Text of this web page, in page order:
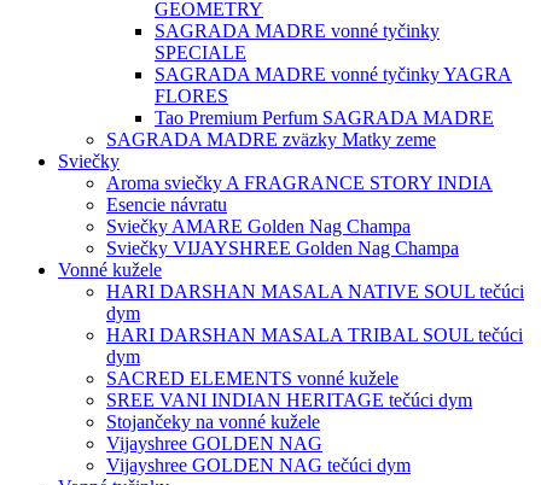
GEOMETRY
SAGRADA MADRE vonné tyčinky
SPECIALE
SAGRADA MADRE vonné tyčinky YAGRA
FLORES
Tao Premium Perfum SAGRADA MADRE
SAGRADA MADRE zväzky Matky zeme
Sviečky
Aroma sviečky A FRAGRANCE STORY INDIA
Esencie návratu
Sviečky AMARE Golden Nag Champa
Sviečky VIJAYSHREE Golden Nag Champa
Vonné kužele
HARI DARSHAN MASALA NATIVE SOUL tečúci
dym
HARI DARSHAN MASALA TRIBAL SOUL tečúci
dym
SACRED ELEMENTS vonné kužele
SREE VANI INDIAN HERITAGE tečúci dym
Stojančeky na vonné kužele
Vijayshree GOLDEN NAG
Vijayshree GOLDEN NAG tečúci dym